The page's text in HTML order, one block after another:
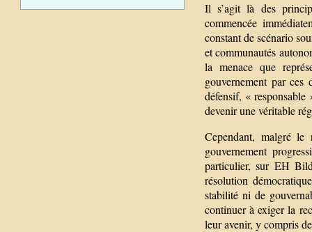
Il s’agit là des
commencée
constant de scénario
et communautés
la menace que
gouvernement par ces
défensif, « responsable
devenir une véritable
Cependant, malgré
gouvernement
particulier, sur EH
résolution
stabilité ni de
continuer à exiger la
leur avenir, y compris